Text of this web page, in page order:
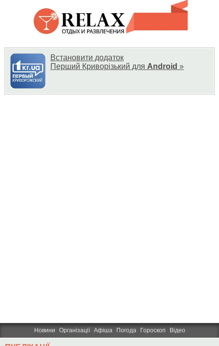
Встановити додаток
Перший Криворізький для Android »
Новини Організації Афіша Погода Гороскоп Відео